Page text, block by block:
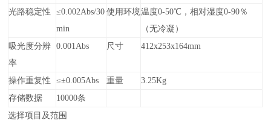
光路稳定性
≤0.002Abs/30
min
使用环境温度0-50℃，相对湿度0-90％
（无冷凝）
吸光度分辨
率
0.001Abs 尺寸 412x253x164mm
操作重复性 ≤±0.005Abs 重量
3.25Kg
存储数据
10000条
选择项目及范围